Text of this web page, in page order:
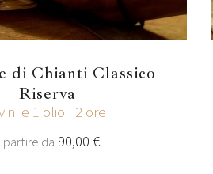
di Chianti Classico
Riserva
e 1 olio | 2 ore
partire da 90,00 €